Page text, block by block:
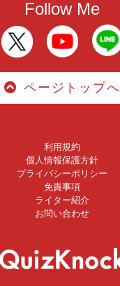
Follow Me
ページトップへ
利用規約
個人情報保護方針
プライバシーポリシー
免責事項
ライター紹介
お問い合わせ